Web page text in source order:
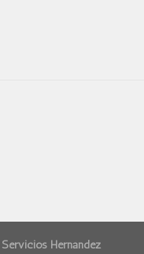
Hernández